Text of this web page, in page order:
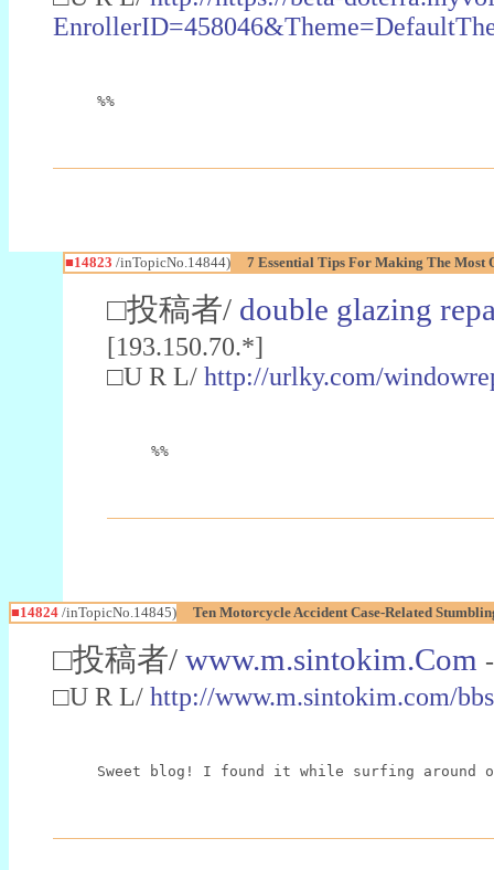
%%
■14823 /inTopicNo.14844) 7 Essential Tips For Making The Most
□投稿者/ double glazing
[193.150.70.*]
□U R L/ http://urlky.com/
%%
■14824 /inTopicNo.14845) Ten Motorcycle Accident Case-Related
□投稿者/ www.m.sintokim.Com
□U R L/ http://www.m.sintokim.com/
Sweet blog! I found it while surfing around